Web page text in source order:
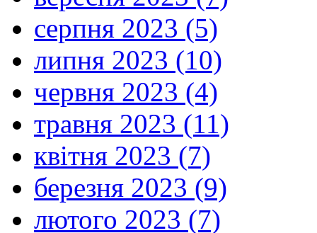
серпня 2023 (5)
липня 2023 (10)
червня 2023 (4)
травня 2023 (11)
квітня 2023 (7)
березня 2023 (9)
лютого 2023 (7)